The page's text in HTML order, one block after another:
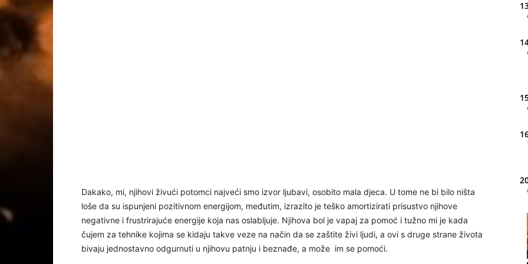
Dakako, mi, njihovi živući potomci najveći smo izvor ljubavi, osobito mala djeca. U tome ne bi bilo ništa
loše da su ispunjeni pozitivnom energijom, međutim, izrazito je teško amortizirati prisustvo njihove
negativne i frustrirajuće energije koja nas oslabljuje. Njihova bol je vapaj za pomoć i tužno mi je kada
čujem za tehnike kojima se kidaju takve veze na način da se zaštite živi ljudi, a ovi s druge strane života
bivaju jednostavno odgurnuti u njihovu patnju i beznađe, a može im se pomoći.